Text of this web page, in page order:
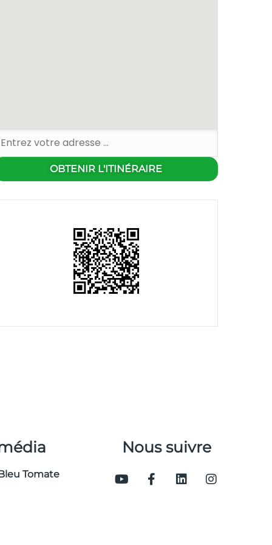
Tomate
Nous suivre